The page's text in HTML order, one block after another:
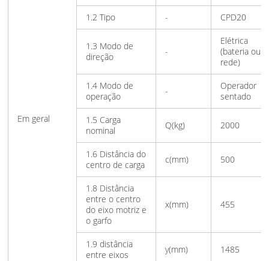
Em geral
1.2 Tipo - CPD20
1.3 Modo de
direção
-
Elétrica
(bateria ou
rede)
1.4 Modo de
operação
-
Operador
sentado
1.5 Carga
nominal
Q(kg) 2000
1.6 Distância do
centro de carga
c(mm) 500
1.8 Distância
entre o centro
do eixo motriz e
o garfo
x(mm) 455
1.9 distância
entre eixos
y(mm) 1485